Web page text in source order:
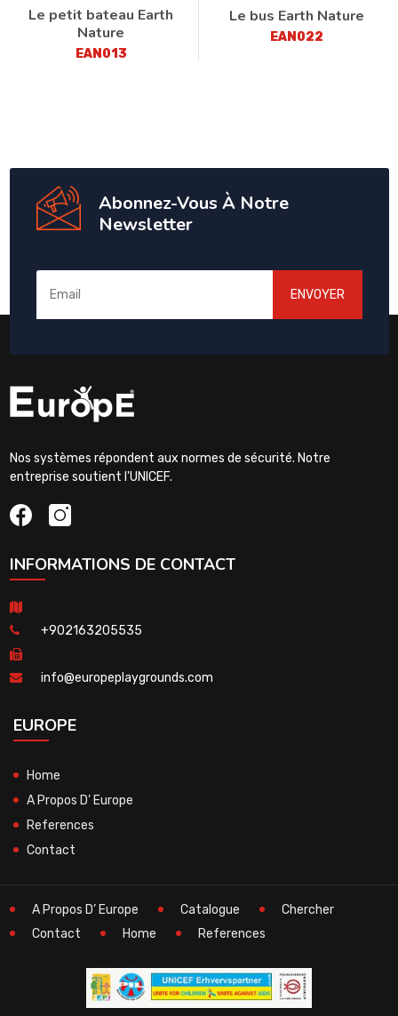
Le petit bateau Earth
Nature
EAN013
Le bus Earth Nature
EAN022
Abonnez-Vous À Notre
Newsletter
ENVOYER
Nos systèmes répondent aux normes de sécurité. Notre
entreprise soutient l'UNICEF.
INFORMATIONS DE CONTACT
+902163205535
info@europeplaygrounds.com
EUROPE
Home
A Propos D’ Europe
References
Contact
A Propos D’ Europe Catalogue
Chercher
Contact
Home References